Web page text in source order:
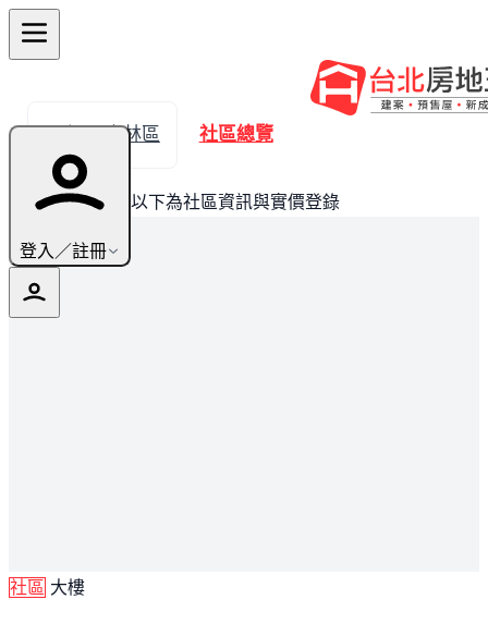
登入／註冊
← 返回士林區 社區總覽
此建案已完銷，以下為社區資訊與實價登錄
社區 大樓